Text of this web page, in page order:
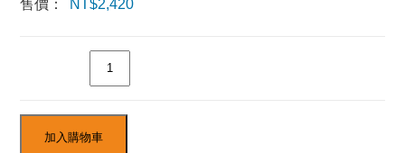
售價： NT$2,420
加入購物車